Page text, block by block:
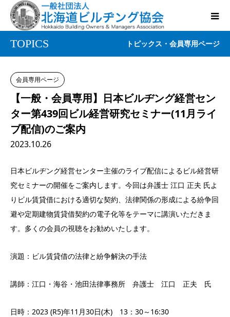
TOPICS トピックス・会員専用ページ
会員専用ページ
【一般・会員専用】日本ビルヂング経営セン
ター第439回ビル経営研究セミナー(11月ライ
ブ配信)のご案内
2023.10.26
日本ビルヂング経営センター主催のライブ配信によるビル経営研
究セミナーの開催をご案内します。今回は弁護士 江口 正夫 氏よ
りビル賃貸借における適切な契約、法律関係の形成による紛争回
避や定期建物賃貸借契約の電子化等をテーマに講演いただきま
す。多くの会員の視聴をお勧めいたします。
演題：ビル賃貸借の法律と紛争解決の手法
講師：江口・海谷・池田法律事務所 弁護士 江口 正夫 氏
日時：2023 (R5)年11月30日(木) 13：30～16:30